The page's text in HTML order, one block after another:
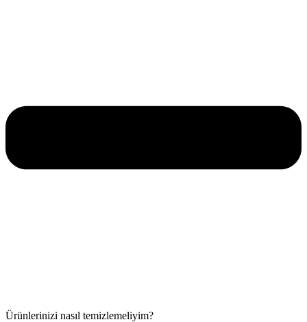
Ürünlerinizi nasıl temizlemeliyim?